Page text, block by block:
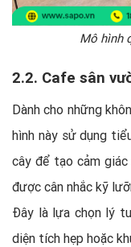
Mô hình
2.2. Cafe sân
Dành cho những
hình này sử dụng
cây để tạo cảm
được cân nhắc kỹ
Đây là lựa chọn lý
diện tích hẹp hoặc